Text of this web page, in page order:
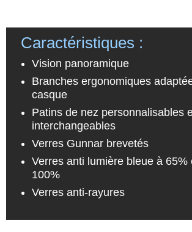
Caractéristiques :
Vision panoramique
Branches ergonomiques
casque
Patins de nez personnalisables
interchangeables
Verres Gunnar brevetés
Verres anti lumière bleue à 65%
100%
Verres anti-rayures